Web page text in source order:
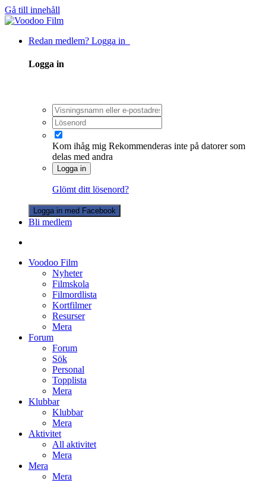
Gå till innehåll
Redan medlem? Logga in
Logga in
Kom ihåg mig Rekommenderas inte på datorer som
delas med andra
Logga in
Glömt ditt lösenord?
Logga in med Facebook
Bli medlem
Voodoo Film
Nyheter
Filmskola
Filmordlista
Kortfilmer
Resurser
Mera
Forum
Forum
Sök
Personal
Topplista
Mera
Klubbar
Klubbar
Mera
Aktivitet
All aktivitet
Mera
Mera
Mera